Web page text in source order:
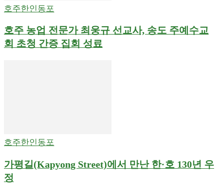
호주한인동포
호주 농업 전문가 최웅규 선교사, 송도 주예수교
회 초청 간증 집회 성료
호주한인동포
가평길(Kapyong Street)에서 만난 한·호 130년 우
정